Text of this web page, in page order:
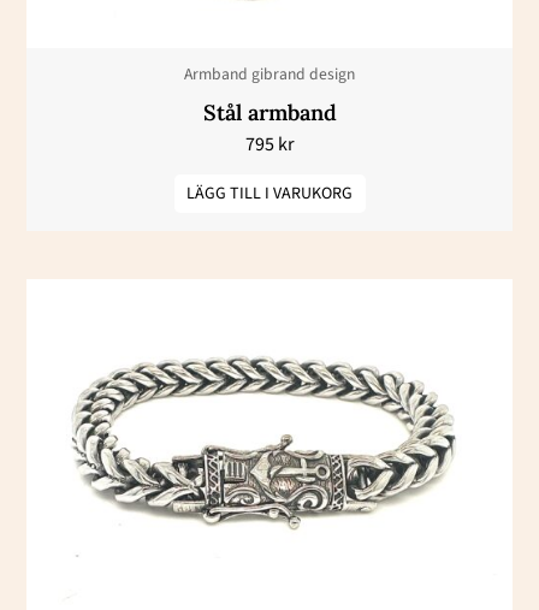
Armband gibrand design
Stål armband
795kr
LÄGG TILL I VARUKORG